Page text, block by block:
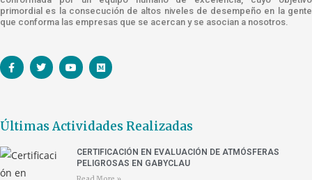
primordial es la consecución de altos niveles de desempeño en la gente
que conforma las empresas que se acercan y se asocian a nosotros.
Últimas Actividades Realizadas
CERTIFICACIÓN EN EVALUACIÓN DE ATMÓSFERAS
PELIGROSAS EN GABYCLAU